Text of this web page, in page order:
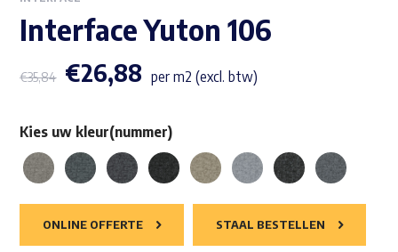
Interface Yuton 106
€35,84 €26,88 per m2 (excl. btw)
Kies uw kleur(nummer)
ONLINE OFFERTE STAAL BESTELLEN